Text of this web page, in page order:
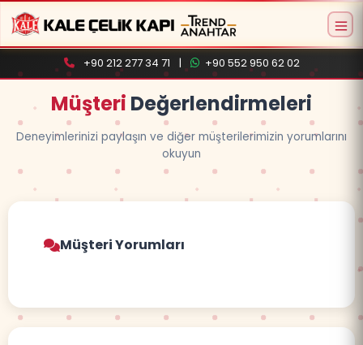
+90 212 277 34 71 | +90 552 950 62 02
Müşteri Değerlendirmeleri
Deneyimlerinizi paylaşın ve diğer müşterilerimizin yorumlarını
okuyun
Müşteri Yorumları